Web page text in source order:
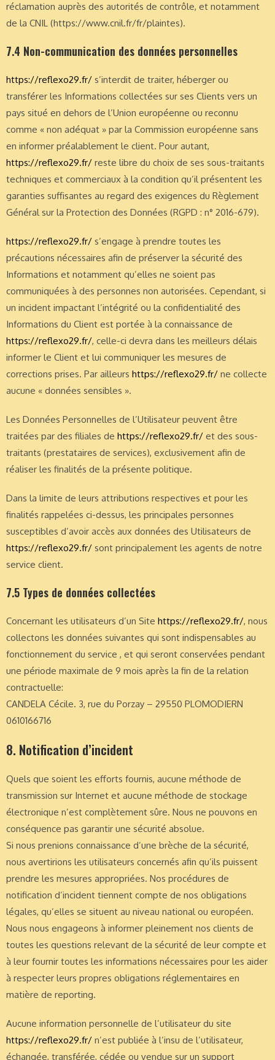
réclamation auprès des autorités de contrôle, et notamment
de la CNIL (https://www.cnil.fr/fr/plaintes).
7.4 Non-communication des données personnelles
https://reflexo29.fr/ s’interdit de traiter, héberger ou
transférer les Informations collectées sur ses Clients vers un
pays situé en dehors de l’Union européenne ou reconnu
comme « non adéquat » par la Commission européenne sans
en informer préalablement le client. Pour autant,
https://reflexo29.fr/ reste libre du choix de ses sous-traitants
techniques et commerciaux à la condition qu’il présentent les
garanties suffisantes au regard des exigences du Règlement
Général sur la Protection des Données (RGPD : n° 2016-679).
https://reflexo29.fr/ s’engage à prendre toutes les
précautions nécessaires afin de préserver la sécurité des
Informations et notamment qu’elles ne soient pas
communiquées à des personnes non autorisées. Cependant, si
un incident impactant l’intégrité ou la confidentialité des
Informations du Client est portée à la connaissance de
https://reflexo29.fr/, celle-ci devra dans les meilleurs délais
informer le Client et lui communiquer les mesures de
corrections prises. Par ailleurs https://reflexo29.fr/ ne collecte
aucune « données sensibles ».
Les Données Personnelles de l’Utilisateur peuvent être
traitées par des filiales de https://reflexo29.fr/ et des sous-
traitants (prestataires de services), exclusivement afin de
réaliser les finalités de la présente politique.
Dans la limite de leurs attributions respectives et pour les
finalités rappelées ci-dessus, les principales personnes
susceptibles d’avoir accès aux données des Utilisateurs de
https://reflexo29.fr/ sont principalement les agents de notre
service client.
7.5 Types de données collectées
Concernant les utilisateurs d’un Site https://reflexo29.fr/, nous
collectons les données suivantes qui sont indispensables au
fonctionnement du service , et qui seront conservées pendant
une période maximale de 9 mois après la fin de la relation
contractuelle:
CANDELA Cécile. 3, rue du Porzay – 29550 PLOMODIERN
0610166716
8. Notification d’incident
Quels que soient les efforts fournis, aucune méthode de
transmission sur Internet et aucune méthode de stockage
électronique n’est complètement sûre. Nous ne pouvons en
conséquence pas garantir une sécurité absolue.
Si nous prenions connaissance d’une brèche de la sécurité,
nous avertirions les utilisateurs concernés afin qu’ils puissent
prendre les mesures appropriées. Nos procédures de
notification d’incident tiennent compte de nos obligations
légales, qu’elles se situent au niveau national ou européen.
Nous nous engageons à informer pleinement nos clients de
toutes les questions relevant de la sécurité de leur compte et
à leur fournir toutes les informations nécessaires pour les aider
à respecter leurs propres obligations réglementaires en
matière de reporting.
Aucune information personnelle de l’utilisateur du site
https://reflexo29.fr/ n’est publiée à l’insu de l’utilisateur,
échangée, transférée, cédée ou vendue sur un support